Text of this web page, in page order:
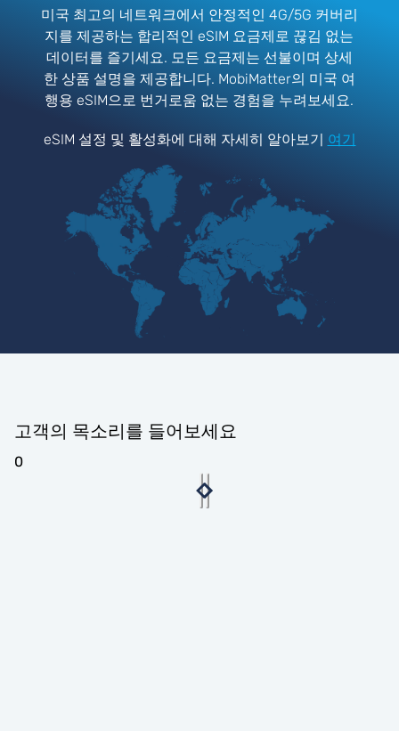
미국 최고의 네트워크에서 안정적인 4G/5G 커버리
지를 제공하는 합리적인 eSIM 요금제로 끊김 없는
데이터를 즐기세요. 모든 요금제는 선불이며 상세
한 상품 설명을 제공합니다. MobiMatter의 미국 여
행용 eSIM으로 번거로움 없는 경험을 누려보세요.
eSIM 설정 및 활성화에 대해 자세히 알아보기 여기
고객의 목소리를 들어보세요
0